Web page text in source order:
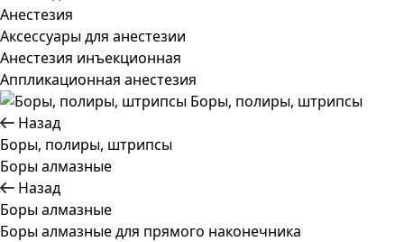
Анестезия
Аксессуары для анестезии
Анестезия инъекционная
Аппликационная анестезия
Боры, полиры, штрипсы
Назад
Боры, полиры, штрипсы
Боры алмазные
Назад
Боры алмазные
Боры алмазные для прямого наконечника